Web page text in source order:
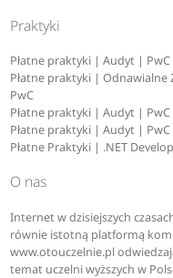
Praktyki
Płatne praktyki | Audyt | PwC
Płatne praktyki | Odnawialne
PwC
Płatne praktyki | Audyt | PwC
Płatne praktyki | Audyt | PwC
Płatne Praktyki | .NET
O nas
Internet w dzisiejszych
równie istotną platformą
www.otouczelnie.pl
temat uczelni wyższych w